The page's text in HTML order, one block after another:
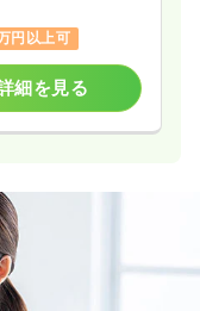
円以上可
細を見る